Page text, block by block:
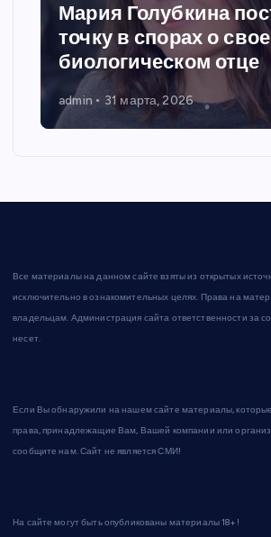
Мария Голубкина
точку в спорах о
биологическом отце
admin 31 марта, 2026
Все материалы на данном сайте взяты из открытых
исключительно в ознакомительных целях. Права на
владельцам. Администрация сайта ответственности за
несет.
Если Вы обнаружили на нашем сайте материалы,
права, принадлежащие Вам, Вашей компании или
сообщите нам. Сайт не является СМИ!
На сайте могут быть опубликованы материалы 18+!